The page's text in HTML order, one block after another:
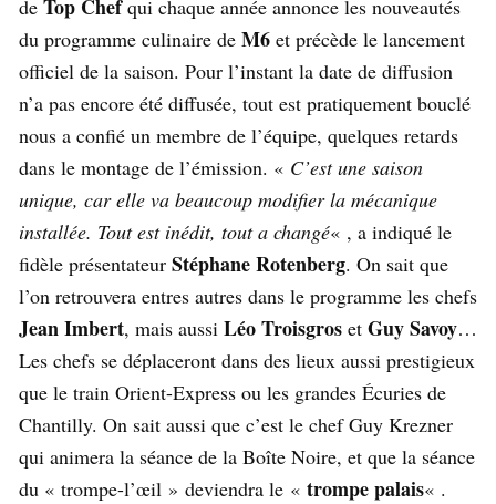
de Top Chefqui chaque année annonce les nouveautés
du programme culinaire de M6 et précède le lancement
officiel de la saison. Pour l’instant la date de diffusion
n’a pas encore été diffusée, tout est pratiquement bouclé
nous a confié un membre de l’équipe, quelques retards
dans le montage de l’émission. « C’est une saison
unique, car elle va beaucoup modifier la mécanique
installée. Tout est inédit, tout a changé« , a indiqué le
fidèle présentateur Stéphane Rotenberg. On sait que
l’on retrouvera entres autres dans le programme les chefs
Jean Imbert, mais aussi Léo Troisgros et Guy Savoy…
Les chefs se déplaceront dans des lieux aussi prestigieux
que le train Orient-Express ou les grandes Écuries de
Chantilly. On sait aussi que c’est le chef Guy Krezner
qui animera la séance de la Boîte Noire, et que la séance
du « trompe-l’œil » deviendra le « trompe palais« .